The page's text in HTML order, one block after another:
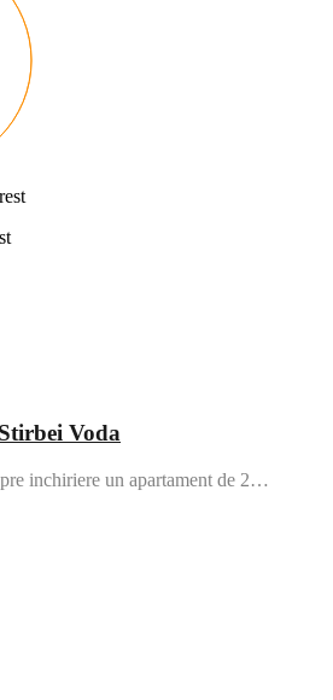
Voda
inchiriere un apartament de 2…